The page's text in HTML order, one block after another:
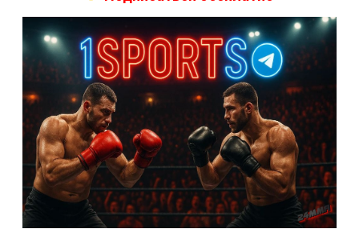
А как смотреть с ноутбука?
Анонимно кРасписание боев UFC
Кусок говна ты, существом даже нельзя ,такое как ты назвать!
АнонимнокКонор МакГрегор
УЧ
АнонимнокРэнди Браун — Николас Далби
не запускается ни один бой, реклама есть, а когда
заканчивается начинается загрузка видео длиною в жизнь.
Исправьте пожалуйста